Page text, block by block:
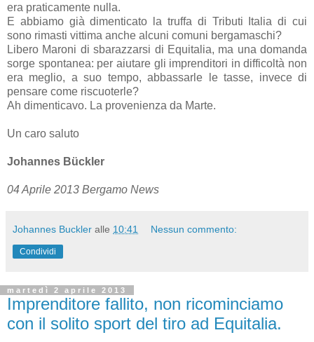
era praticamente nulla.
E abbiamo già dimenticato la truffa di Tributi Italia di cui
sono rimasti vittima anche alcuni comuni bergamaschi?
Libero Maroni di sbarazzarsi di Equitalia, ma una domanda
sorge spontanea: per aiutare gli imprenditori in difficoltà non
era meglio, a suo tempo, abbassarle le tasse, invece di
pensare come riscuoterle?
Ah dimenticavo. La provenienza da Marte.
Un caro saluto
Johannes Bückler
04 Aprile 2013 Bergamo News
Johannes Buckler alle 10:41 Nessun commento:
Condividi
martedì 2 aprile 2013
Imprenditore fallito, non ricominciamo
con il solito sport del tiro ad Equitalia.